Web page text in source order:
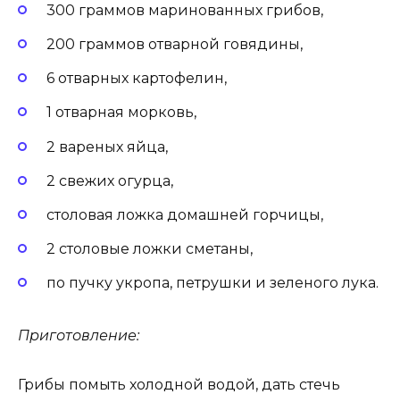
300 граммов маринованных грибов,
200 граммов отварной говядины,
6 отварных картофелин,
1 отварная морковь,
2 вареных яйца,
2 свежих огурца,
столовая ложка домашней горчицы,
2 столовые ложки сметаны,
по пучку укропа, петрушки и зеленого лука.
Приготовление:
Грибы помыть холодной водой, дать стечь